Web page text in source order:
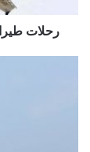
رحلات طيران اليمنية